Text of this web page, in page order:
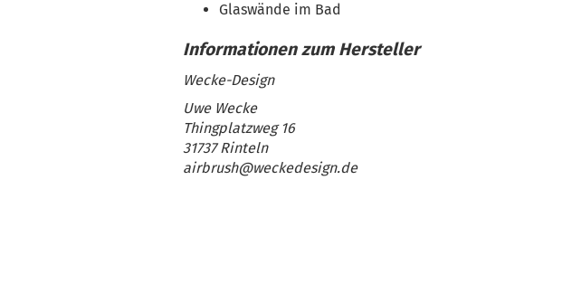
Glaswände im Bad
Wecke-Design
Uwe Wecke
Thingplatzweg 16
31737 Rinteln
airbrush@weckedesign.de